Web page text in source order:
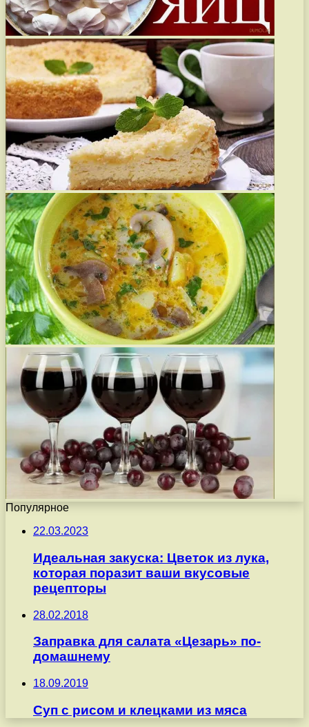
Популярное
22.03.2023
Идеальная закуска: Цветок из лука,
которая поразит ваши вкусовые
рецепторы
28.02.2018
Заправка для салата «Цезарь» по-
домашнему
18.09.2019
Суп с рисом и клецками из мяса